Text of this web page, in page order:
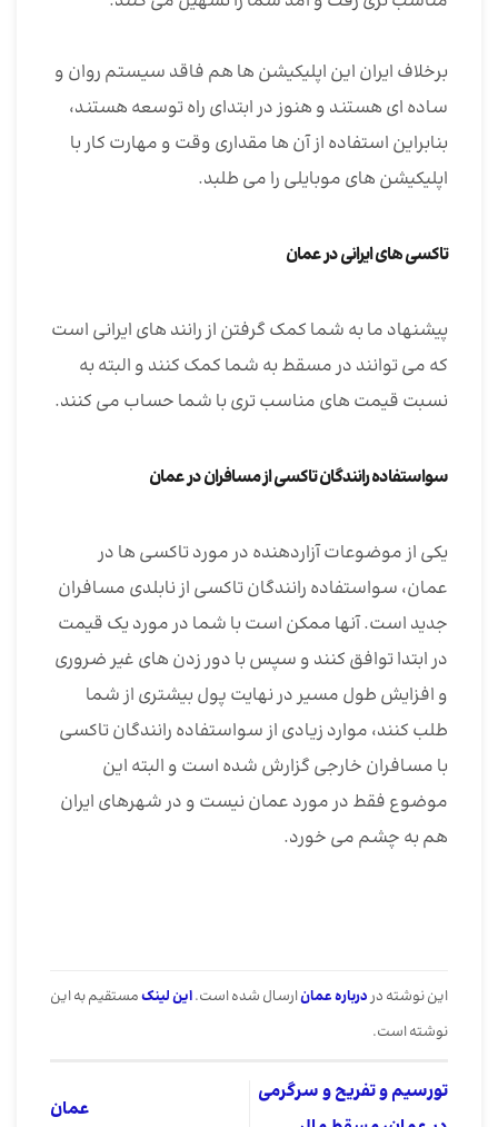
برخلاف ایران این اپلیکیشن ها هم فاقد سیستم روان و
ساده ای هستند و هنوز در ابتدای راه توسعه هستند،
بنابراین استفاده از آن ها مقداری وقت و مهارت کار با
اپلیکیشن های موبایلی را می طلبد.
تاکسی های ایرانی در عمان
پیشنهاد ما به شما کمک گرفتن از رانند های ایرانی است
که می توانند در مسقط به شما کمک کنند و البته به
نسبت قیمت های مناسب تری با شما حساب می کنند.
سواستفاده رانندگان تاکسی از مسافران در عمان
یکی از موضوعات آزاردهنده در مورد تاکسی ها در
عمان، سواستفاده رانندگان تاکسی از نابلدی مسافران
جدید است. آنها ممکن است با شما در مورد یک قیمت
در ابتدا توافق کنند و سپس با دور زدن های غیر ضروری
و افزایش طول مسیر در نهایت پول بیشتری از شما
طلب کنند، موارد زیادی از سواستفاده رانندگان تاکسی
با مسافران خارجی گزارش شده است و البته این
موضوع فقط در مورد عمان نیست و در شهرهای ایران
هم به چشم می خورد.
این نوشته در درباره عمانارسال شده است.این لینکمستقیم به این
نوشته است.
تورسیم و تفریح و سرگرمی
عمان